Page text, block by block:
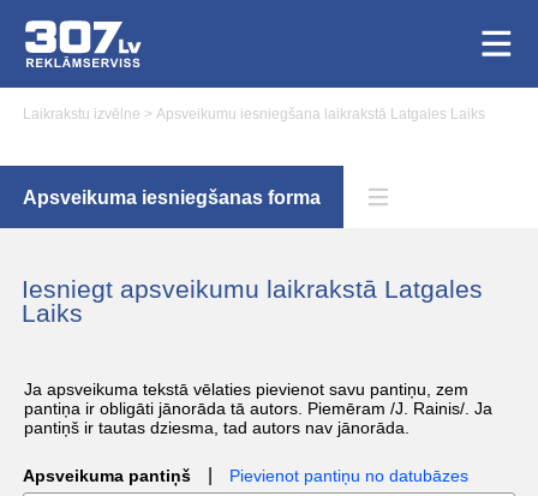
Laikrakstu izvēlne > Apsveikumu iesniegšana laikrakstā Latgales Laiks
Apsveikuma iesniegšanas forma
Iesniegt apsveikumu laikrakstā Latgales
Laiks
Ja apsveikuma tekstā vēlaties pievienot savu pantiņu, zem
pantiņa ir obligāti jānorāda tā autors. Piemēram /J. Rainis/. Ja
pantiņš ir tautas dziesma, tad autors nav jānorāda.
Apsveikuma pantiņš Pievienot pantiņu no datubāzes